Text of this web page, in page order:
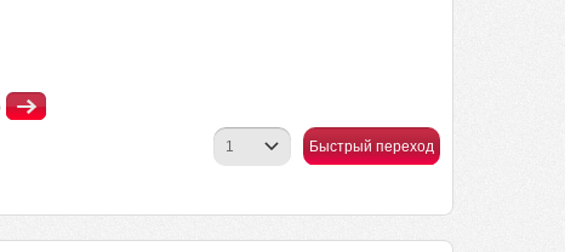
Быстрый переход